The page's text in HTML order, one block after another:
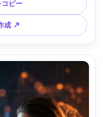
ク付きバランス構図 --ar
コピー
成 ↗